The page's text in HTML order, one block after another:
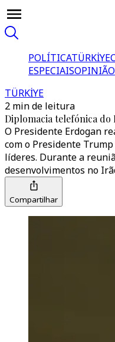
POLÍTICATÜRKİYE
ESPECIAISOPINIÃO
TÜRKİYE
2 min de leitura
Diplomacia telefónica
O Presidente Erdogan
com o Presidente
líderes. Durante a
desenvolvimentos no
Compartilhar